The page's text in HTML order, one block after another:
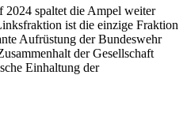
2024 spaltet die Ampel weiter
ist die einzige Fraktion
Aufrüstung der Bundeswehr
der Gesellschaft
Einhaltung der